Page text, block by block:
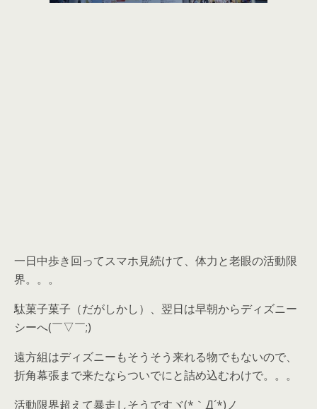
一日中歩き回ってスマホ見続けて、体力と老眼の活動限
界。。。
駄菓子菓子（だがしかし）、翌日は早朝からディズニー
シーへ(￣▽￣;)
遠方組はディズニーもそうそう来れる物でもないので、
折角幕張まで来たならついでにと詰め込むわけで。。。
活動限界超えて暴走しそうですヾ(*｀Д´*)ノ